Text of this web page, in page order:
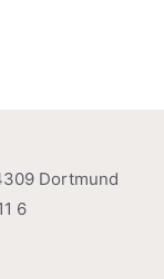
Dortmund
6